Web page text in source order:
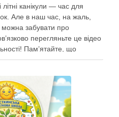
літні канікули — час для
Але в наш час, на жаль,
можна забувати про
перегляньте це відео
Пам’ятайте, що
де, тому під час